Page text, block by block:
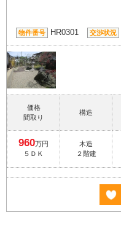
物件番号 HR0301 交渉状況
価格
間取り
構造
960万円
５ＤＫ
木造
２階建